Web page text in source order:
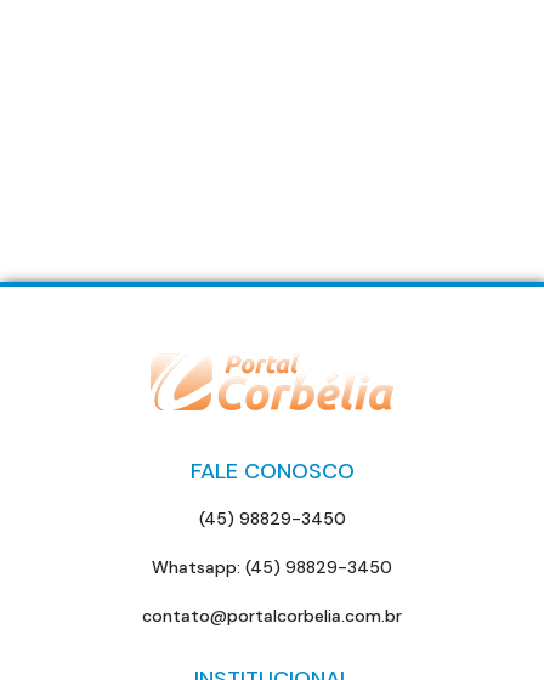
FALE CONOSCO
(45) 98829-3450
Whatsapp: (45) 98829-3450
contato@portalcorbelia.com.br